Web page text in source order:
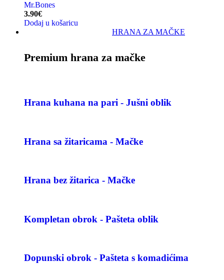
Mr.Bones
3.90€
Dodaj u košaricu
HRANA ZA MAČKE
Premium hrana za mačke
Hrana kuhana na pari - Jušni oblik
Hrana sa žitaricama - Mačke
Hrana bez žitarica - Mačke
Kompletan obrok - Pašteta oblik
Dopunski obrok - Pašteta s komadićima